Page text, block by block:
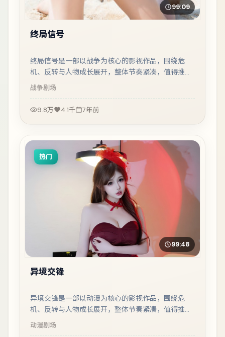
99:09
终局信号
终局信号是一部以战争为核心的影视作品，围绕危
机、反转与人物成长展开，整体节奏紧凑，值得推荐
观看。
战争剧场
9.8万 4.1千 7年前
热门
99:48
异境交锋
异境交锋是一部以动漫为核心的影视作品，围绕危
机、反转与人物成长展开，整体节奏紧凑，值得推荐
观看。
动漫剧场